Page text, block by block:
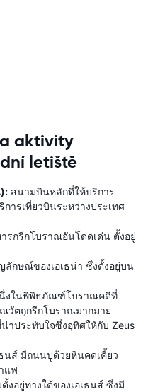
aktivity
letiště
สนามบินหลักที่ให้บริการ
ารเที่ยวบินระหว่างประเทศ
รกรีกโบราณอันโดดเด่น ตั้งอยู่
ลักษณ์ของเอเธน่า ซึ่งตั้งอยู่บน
งในพิพิธภัณฑ์โบราณคดีที่
วัตถุกรีกโบราณมากมาย
าประทับใจซึ่งอุทิศให้กับ Zeus
นส์ มีถนนปูด้วยหินคดเคี้ยว
แฟ
งอยู่ทางใต้ของเอเธนส์ ซึ่งมี